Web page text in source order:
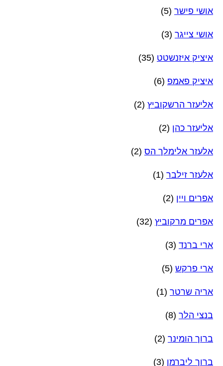
אושי פישר (5)
אושי צייגר (3)
איציק איזנשטט (35)
איציק פאמפ (6)
אליעזר הרשקוביץ (2)
אליעזר כהן (2)
אלעזר אלימלך הס (2)
אלעזר זילבר (1)
אפרים ויין (2)
אפרים מרקוביץ (32)
ארי ברנד (3)
ארי פרקש (5)
אריה שרטר (1)
בנצי הלר (8)
ברוך הומינר (2)
ברוך ליברמן (3)